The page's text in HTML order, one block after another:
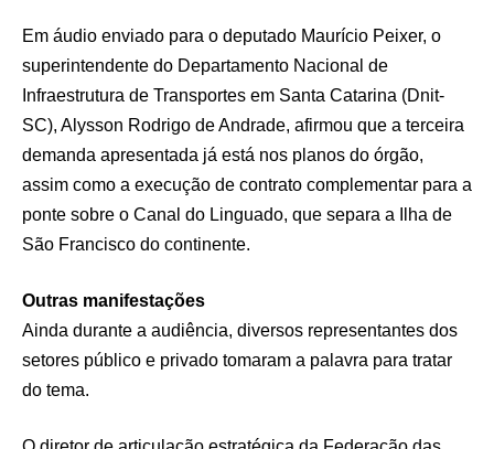
Em áudio enviado para o deputado Maurício Peixer, o
superintendente do Departamento Nacional de
Infraestrutura de Transportes em Santa Catarina (Dnit-
SC), Alysson Rodrigo de Andrade, afirmou que a terceira
demanda apresentada já está nos planos do órgão,
assim como a execução de contrato complementar para a
ponte sobre o Canal do Linguado, que separa a Ilha de
São Francisco do continente.
Outras manifestações
Ainda durante a audiência, diversos representantes dos
setores público e privado tomaram a palavra para tratar
do tema.